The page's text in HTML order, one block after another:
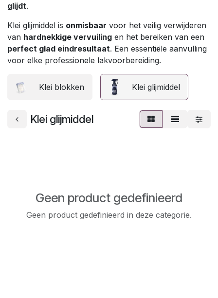
glijdt.
Klei glijmiddel is onmisbaar voor het veilig verwijderen
van hardnekkige vervuiling en het bereiken van een
perfect glad eindresultaat. Een essentiële aanvulling
voor elke professionele lakvoorbereiding.
Klei blokken Klei glijmiddel
Klei glijmiddel
Geen product gedefinieerd
Geen product gedefinieerd in deze categorie.